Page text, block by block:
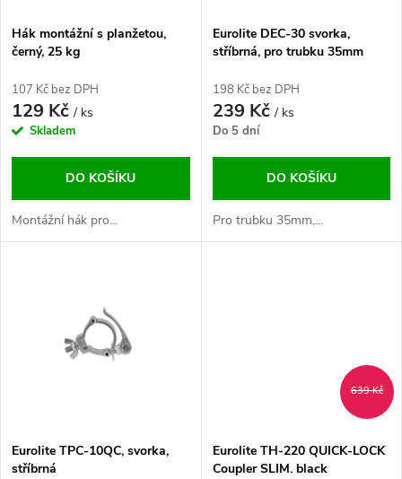
p
r
o
u
s
p
r
o
d
u
Hák montážní s planžetou,
černý, 25 kg
107 Kč bez DPH
129 Kč/ ks
Skladem
DO KOŠÍKU
Montážní hák pro...
Eurolite DEC-30 svorka,
stříbrná, pro trubku 35mm
198 Kč bez DPH
239 Kč/ ks
Do 5 dní
DO KOŠÍKU
Pro trubku 35mm,...
Eurolite TPC-10QC, svorka,
stříbrná
639 Kč
Eurolite TH-220 QUICK-LOCK
Coupler SLIM. black